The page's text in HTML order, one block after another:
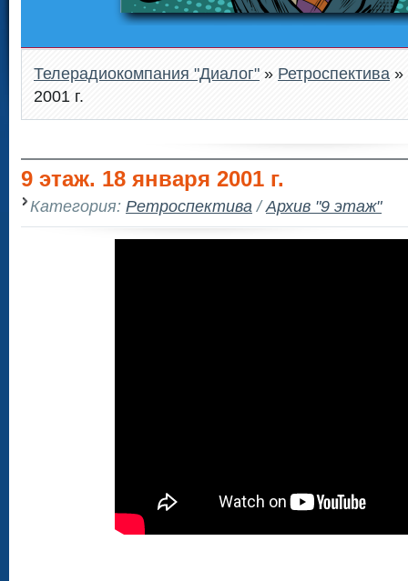
Телерадиокомпания "Диалог" » Ретроспектива »
2001 г.
9 этаж. 18 января 2001 г.
Категория: Ретроспектива /Архив "9 этаж"